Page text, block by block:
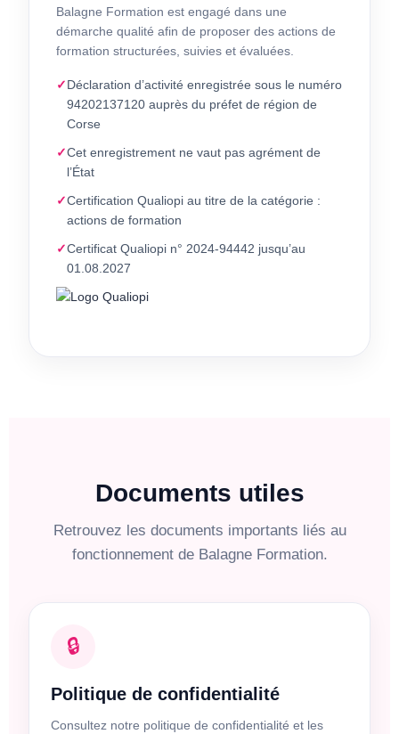
Balagne Formation est engagé dans une
démarche qualité afin de proposer des actions de
formation structurées, suivies et évaluées.
Déclaration d’activité enregistrée sous le numéro
94202137120 auprès du préfet de région de
Corse
Cet enregistrement ne vaut pas agrément de
l’État
Certification Qualiopi au titre de la catégorie :
actions de formation
Certificat Qualiopi n° 2024-94442 jusqu’au
01.08.2027
Documents utiles
Retrouvez les documents importants liés au
fonctionnement de Balagne Formation.
🔒
Politique de confidentialité
Consultez notre politique de confidentialité et les